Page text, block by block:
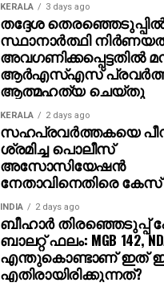
KERALA 3 days ago
തദ്ദേശ
സ്ഥാനാര്‍ത്ഥി
അവഗണിക്കപ്പെട്ടതില്‍
ആര്‍എസ്എസ്
ആത്മഹത്യ ചെയ്തു
KERALA 2 days ago
സഹപ്രവര്‍ത്തകയെ
ശ്രമിച്ച പൊലീസ്
അസോസിയേഷന്‍
നേതാവിനെതിരെ കേസ്
INDIA 2 days ago
ബീഹാർ തിരഞ്ഞെടുപ്പ്
ബാലറ്റ് ഫലം: MGB 142,
എന്തുകൊണ്ടാണ് ഇത്
എതിരായിരിക്കുന്നത്?